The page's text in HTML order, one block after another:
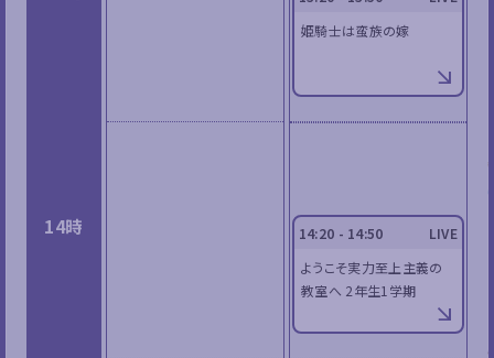
14時
姫騎士は蛮族の嫁
14:20 - 14:50
LIVE
ようこそ実力至上主義の
教室へ 2年生1学期